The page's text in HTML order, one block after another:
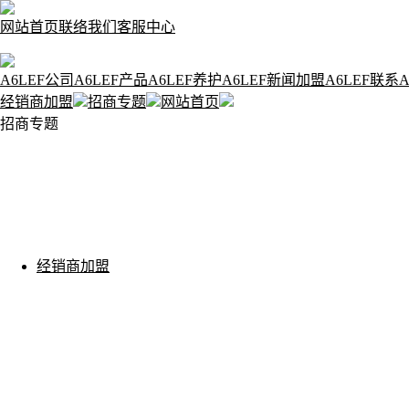
网站首页联络我们 客服中心
A6LEF公司 A6LEF产品A6LEF养护A6LEF新闻加盟A6LEF联系
经销商加盟
招商专题
网站首页
招商专题
经销商加盟